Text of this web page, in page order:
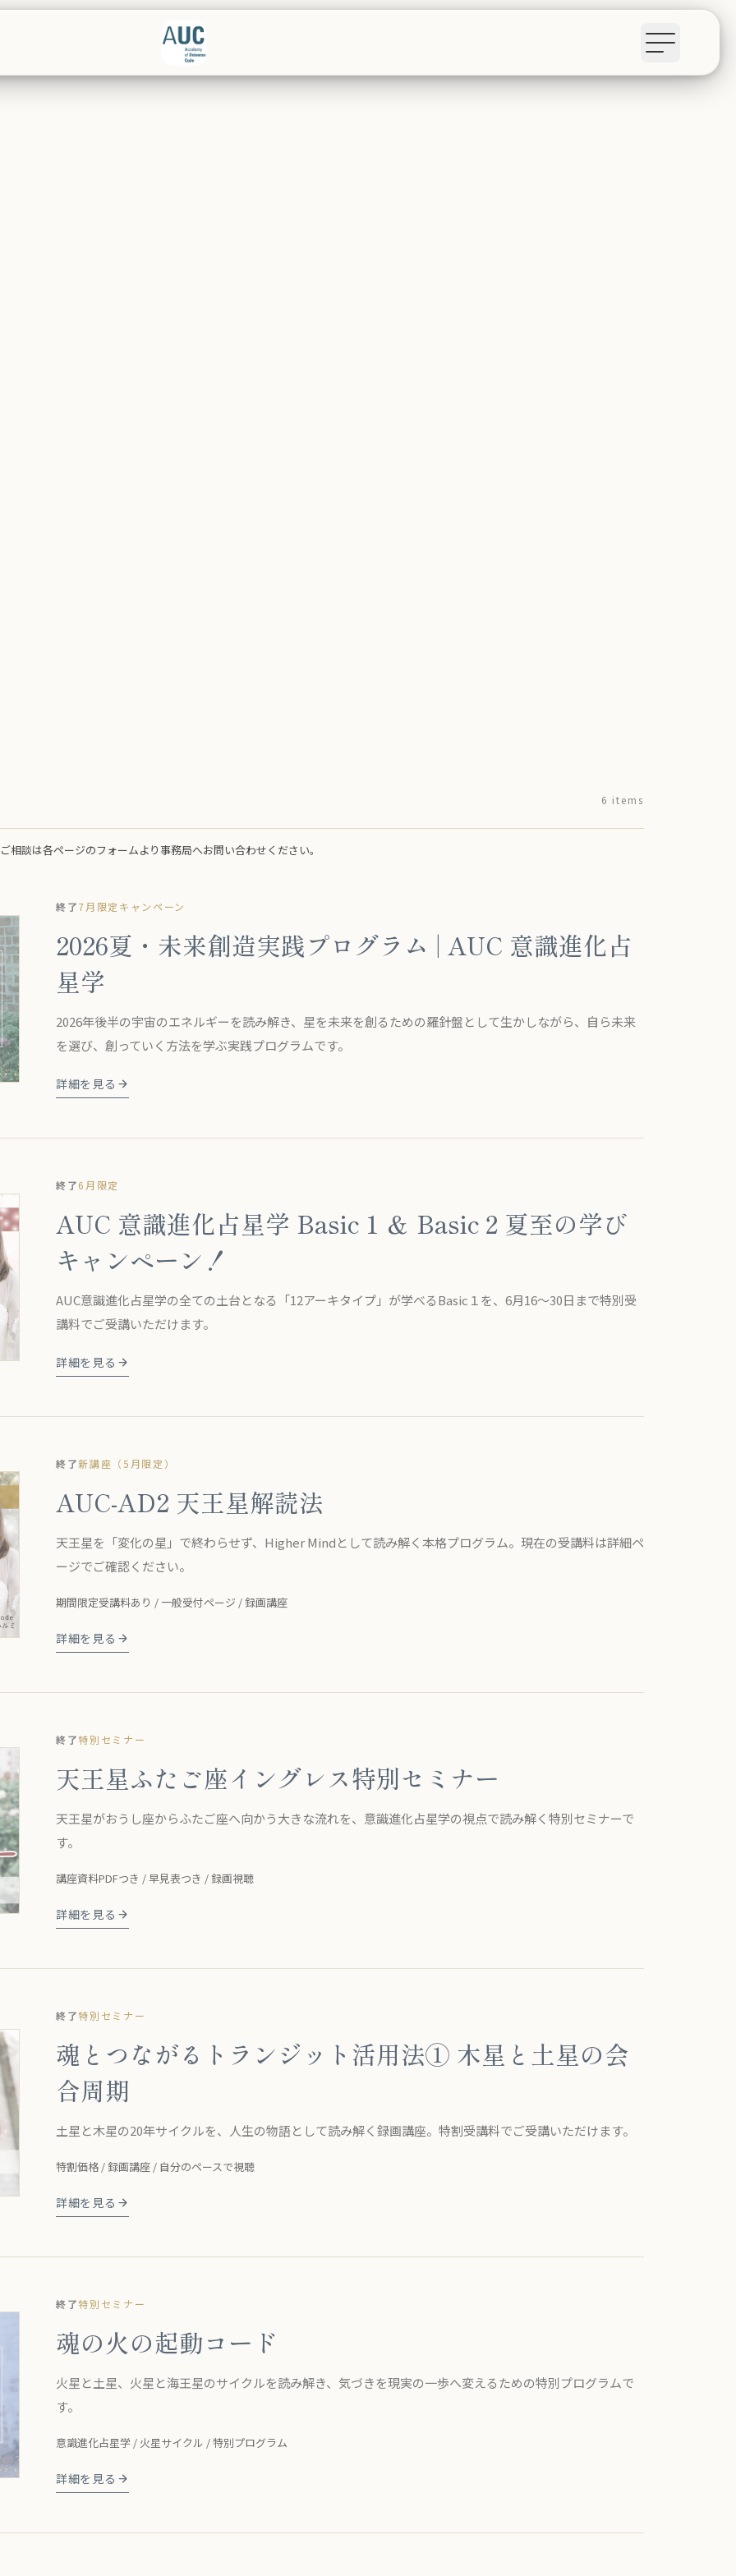
6 items
談は各ページのフォームより事務局へお問い合わせください。
終了7月限定キャンペーン
2026夏・未来創造実践プログラム | AUC 意識進化占
星学
2026年後半の宇宙のエネルギーを読み解き、星を未来を創るための羅針盤として生かしながら、自ら未来
を選び、創っていく方法を学ぶ実践プログラムです。
詳細を見る
終了6月限定
AUC 意識進化占星学 Basic 1 ＆ Basic２夏至の学び
キャンペーン！
AUC意識進化占星学の全ての土台となる「12アーキタイプ」が学べるBasic１を、6月16〜30日まで特別受
講料でご受講いただけます。
詳細を見る
終了新講座（5月限定）
AUC-AD2 天王星解読法
天王星を「変化の星」で終わらせず、Higher Mindとして読み解く本格プログラム。現在の受講料は詳細ペ
ージでご確認ください。
期間限定受講料あり / 一般受付ページ / 録画講座
詳細を見る
終了特別セミナー
天王星ふたご座イングレス特別セミナー
天王星がおうし座からふたご座へ向かう大きな流れを、意識進化占星学の視点で読み解く特別セミナーで
す。
講座資料PDFつき / 早見表つき / 録画視聴
詳細を見る
終了特別セミナー
魂とつながるトランジット活用法① 木星と土星の会
合周期
土星と木星の20年サイクルを、人生の物語として読み解く録画講座。特割受講料でご受講いただけます。
特割価格 / 録画講座 / 自分のペースで視聴
詳細を見る
終了特別セミナー
魂の火の起動コード
火星と土星、火星と海王星のサイクルを読み解き、気づきを現実の一歩へ変えるための特別プログラムで
す。
意識進化占星学 / 火星サイクル / 特別プログラム
詳細を見る